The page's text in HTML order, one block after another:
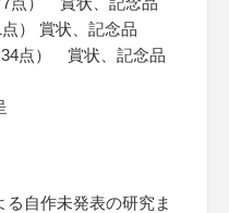
） 賞状、記念品
34点） 賞状、記念品
自作未発表の研究ま